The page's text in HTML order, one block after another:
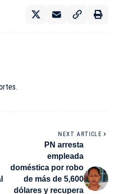
NEXT ARTICLE
PN arresta
empleada
doméstica por robo
de más de 5,600
dólares y recupera